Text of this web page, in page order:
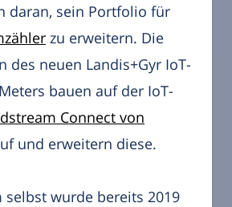
daran, sein Portfolio für
zu erweitern. Die
des neuen Landis+Gyr IoT-
bauen auf der IoT-
Connect von
und erweitern diese.
selbst wurde bereits 2019